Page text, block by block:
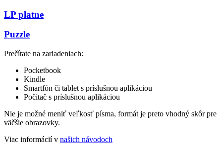
LP platne
Puzzle
Prečítate na zariadeniach:
Pocketbook
Kindle
Smartfón či tablet s príslušnou aplikáciou
Počítač s príslušnou aplikáciou
Nie je možné meniť veľkosť písma, formát je preto vhodný skôr pre
väčšie obrazovky.
Viac informácií v našich návodoch